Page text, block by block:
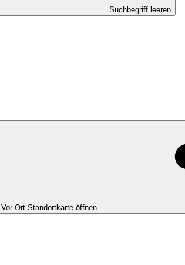
Suchbegriff leeren
Ort-Standortkarte öffnen